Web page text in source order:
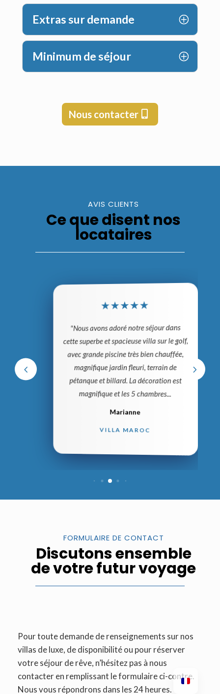
Extras sur demande
Minimum de séjour
Nous contacter
AVIS CLIENTS
Ce que disent nos
locataires
★★★★
"Nous avons adoré notre séjour dans
cette superbe et spacieuse villa sur le golf,
avec grande piscine très bien chauffée,
magnifique jardin fleuri, terrain de
pétanque et billard. La décoration est
magnifique et les 5 chambres...
Marianne
VILLA MAROC
FORMULAIRE DE CONTACT
Discutons ensemble
de votre futur voyage
Pour toute demande de renseignements sur nos
villas de luxe, de disponibilité ou pour réserver
votre séjour de rêve, n’hésitez pas à nous
contacter en remplissant le formulaire ci-contre.
Nous vous répondrons dans les 24 heures.